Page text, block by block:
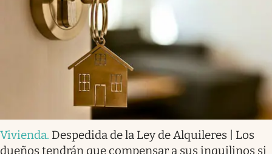
Vivienda. Despedida de la Ley de Alquileres | Los
dueños tendrán que compensar a sus inquilinos si